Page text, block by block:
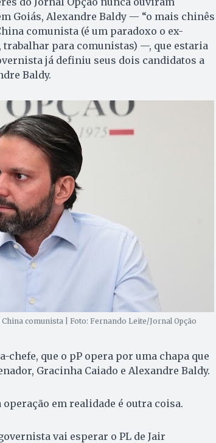
Goiás, Alexandre Baldy — “o mais chinês
comunista (é um paradoxo o ex-
para comunistas) —, que estaria
já definiu seus dois candidatos a
Baldy.
comunista | Foto: Fernando Leite/Jornal Opção
chefe, que o pP opera por uma chapa que
Gracinha Caiado e Alexandre Baldy.
em realidade é outra coisa.
vai esperar o PL de Jair